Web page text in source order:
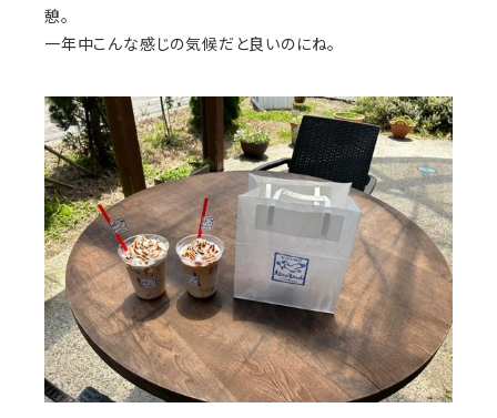
憩。
一年中こんな感じの気候だと良いのにね。